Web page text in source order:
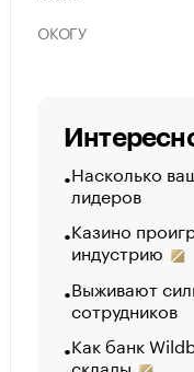
ОКОГУ
Насколько
лидеров
Казино
индустрию
Выживают
сотрудников
Как банк
склады